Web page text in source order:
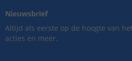
Nieuwsbrief
Altijd als eerste op de hoogte van
acties en meer.